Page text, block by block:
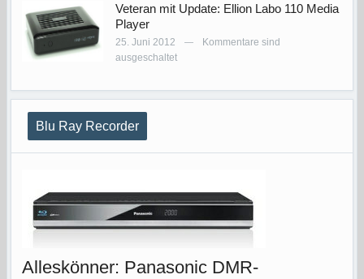
Veteran mit Update: Ellion Labo 110 Media
Player
25. Juni 2012 —
Kommentare sind
ausgeschaltet
Blu Ray Recorder
Alleskönner: Panasonic DMR-